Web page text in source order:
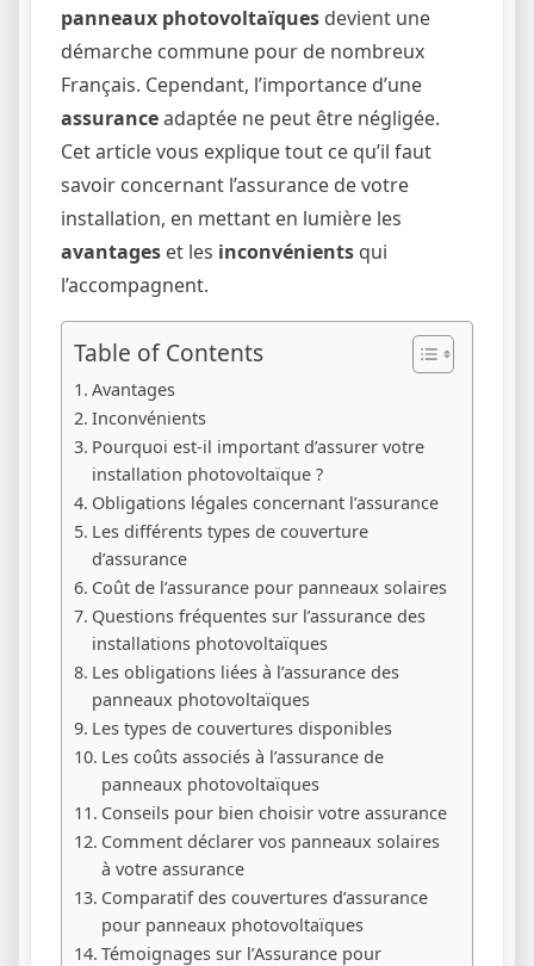
panneaux photovoltaïques devient une
démarche commune pour de nombreux
Français. Cependant, l’importance d’une
assuranceadaptée ne peut être négligée.
Cet article vous explique tout ce qu’il faut
savoir concernant l’assurance de votre
installation, en mettant en lumière les
avantages et les inconvénients qui
l’accompagnent.
Table of Contents
Avantages
Inconvénients
Pourquoi est-il important d’assurer votre
installation photovoltaïque ?
Obligations légales concernant l’assurance
Les différents types de couverture
d’assurance
Coût de l’assurance pour panneaux solaires
Questions fréquentes sur l’assurance des
installations photovoltaïques
Les obligations liées à l’assurance des
panneaux photovoltaïques
Les types de couvertures disponibles
Les coûts associés à l’assurance de
panneaux photovoltaïques
Conseils pour bien choisir votre assurance
Comment déclarer vos panneaux solaires
à votre assurance
Comparatif des couvertures d’assurance
pour panneaux photovoltaïques
Témoignages sur l’Assurance pour